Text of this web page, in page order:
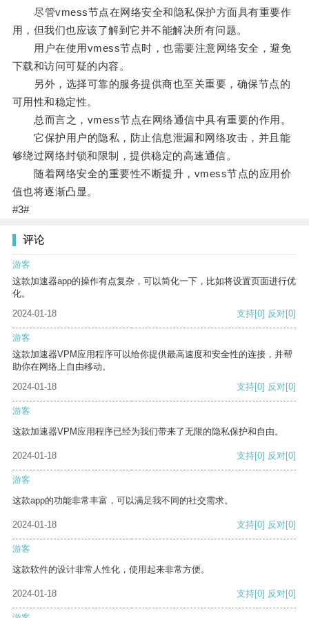
尽管vmess节点在网络安全和隐私保护方面具有重要作
用，但我们也应该了解到它并不能解决所有问题。
用户在使用vmess节点时，也需要注意网络安全，避免
下载和访问可疑的内容。
另外，选择可靠的服务提供商也至关重要，确保节点的
可用性和稳定性。
总而言之，vmess节点在网络通信中具有重要的作用。
它保护用户的隐私，防止信息泄漏和网络攻击，并且能
够绕过网络封锁和限制，提供稳定的高速通信。
随着网络安全的重要性不断提升，vmess节点的应用价
值也将逐渐凸显。
#3#
评论
游客
这款加速器app的操作有点复杂，可以简化一下，比如将设置页面进行优
化。
2024-01-18
支持[0] 反对[0]
游客
这款加速器VPM应用程序可以给你提供最高速度和安全性的连接，并帮
助你在网络上自由移动。
2024-01-18
支持[0] 反对[0]
游客
这款加速器VPM应用程序已经为我们带来了无限的隐私保护和自由。
2024-01-18 支持[0] 反对[0]
游客
这款app的功能非常丰富，可以满足我不同的社交需求。
2024-01-18 支持[0] 反对[0]
游客
这款软件的设计非常人性化，使用起来非常方便。
2024-01-18 支持[0] 反对[0]